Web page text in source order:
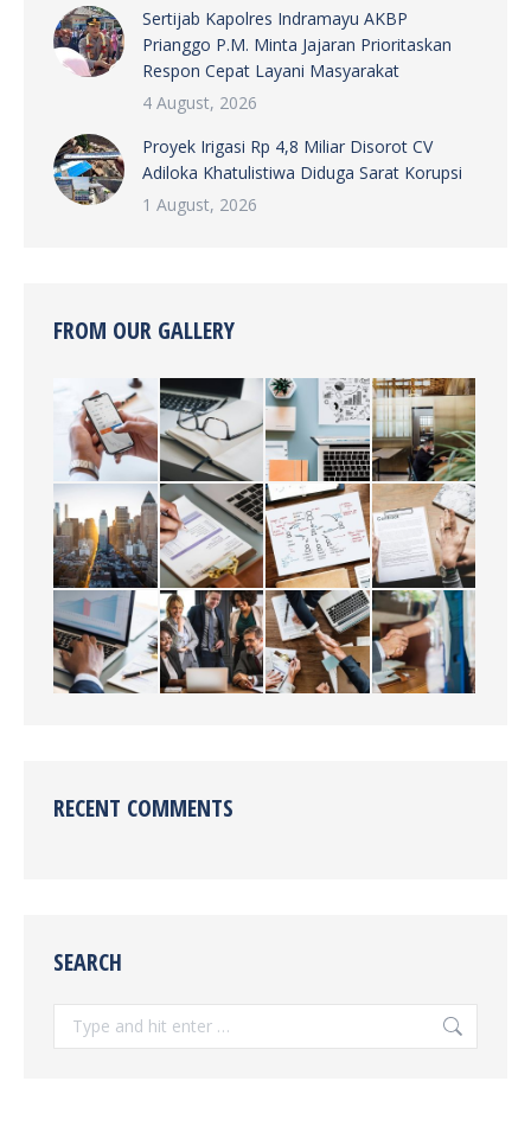
Sertijab Kapolres Indramayu AKBP
Prianggo P.M. Minta Jajaran Prioritaskan
Respon Cepat Layani Masyarakat
4 August, 2026
Proyek Irigasi Rp 4,8 Miliar Disorot CV
Adiloka Khatulistiwa Diduga Sarat Korupsi
1 August, 2026
FROM OUR GALLERY
RECENT COMMENTS
SEARCH
Search: